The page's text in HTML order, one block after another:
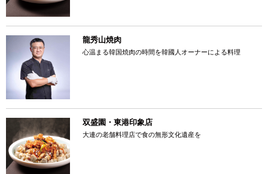
龍秀山焼肉
心温まる韓国焼肉の時間を韓國人オーナーによる料理
双盛園・東港印象店
大連の老舗料理店で食の無形文化遺産を